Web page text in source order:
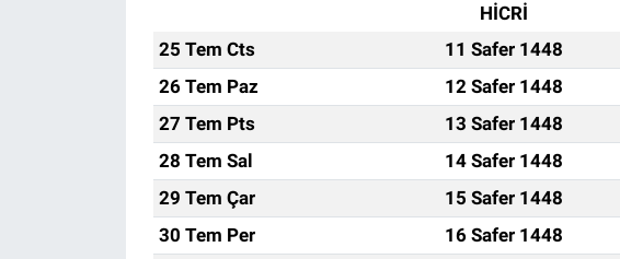
HİCRİ
25 Tem Cts
11 Safer 1448
26 Tem Paz
12 Safer 1448
27 Tem Pts
13 Safer 1448
28 Tem Sal
14 Safer 1448
29 Tem Çar
15 Safer 1448
30 Tem Per
16 Safer 1448